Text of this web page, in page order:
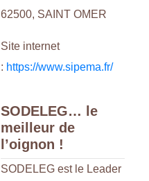
62500, SAINT OMER
Site internet
: https://www.sipema.fr/
SODELEG… le
meilleur de
l’oignon !
SODELEG est le Leader